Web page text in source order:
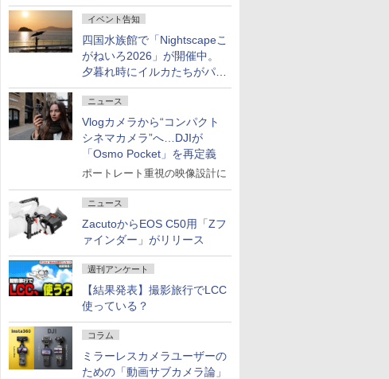
イベント告知
四国水族館で「Nightscapeこ
がねいろ2026」が開催中。
夕暮れ時にイルカたちがパフ
ォーマンスを繰り広げる
ニュース
Vlogカメラから“コンパクト
シネマカメラ”へ…DJIが
「Osmo Pocket」を再定義
ポートレート重視の映像設計に
ニュース
ZacutoからEOS C50用「Zフ
ァインダー」がリリース
週刊アンケート
【結果発表】撮影旅行でLCC
使っている？
コラム
ミラーレスカメラユーザーの
ための「動画サブカメラ論」